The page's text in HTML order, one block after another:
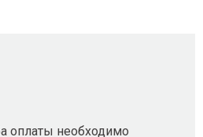
оплаты необходимо